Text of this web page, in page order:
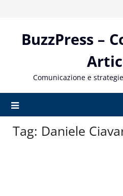
contentBuzzPress –
Comunicazione e
Tag: Daniele